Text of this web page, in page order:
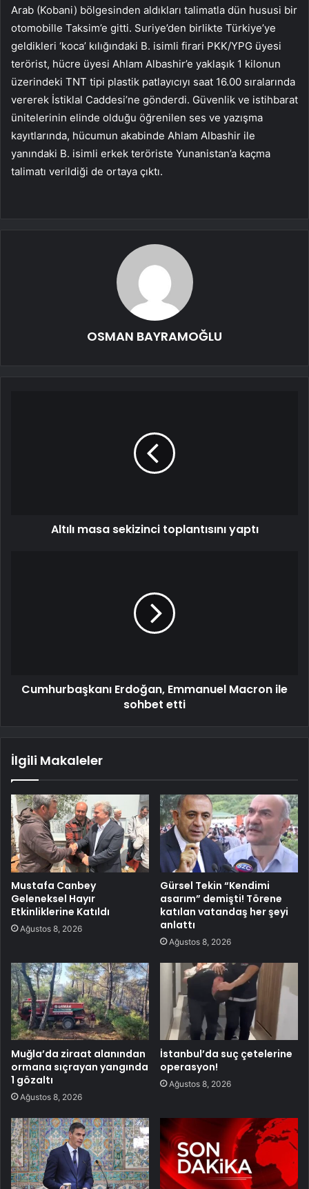
Arab (Kobani) bölgesinden aldıkları talimatla dün hususi bir
otomobille Taksim’e gitti. Suriye’den birlikte Türkiye’ye
geldikleri ‘koca’ kılığındaki B. isimli firari PKK/YPG üyesi
terörist, hücre üyesi Ahlam Albashir’e yaklaşık 1 kilonun
üzerindeki TNT tipi plastik patlayıcıyı saat 16.00 sıralarında
vererek İstiklal Caddesi’ne gönderdi. Güvenlik ve istihbarat
ünitelerinin elinde olduğu öğrenilen ses ve yazışma
kayıtlarında, hücumun akabinde Ahlam Albashir ile
yanındaki B. isimli erkek teröriste Yunanistan’a kaçma
talimatı verildiği de ortaya çıktı.
OSMAN BAYRAMOĞLU
Altılı masa sekizinci toplantısını yaptı
Cumhurbaşkanı Erdoğan, Emmanuel Macron ile
sohbet etti
İlgili Makaleler
Mustafa Canbey
Geleneksel Hayır
Etkinliklerine Katıldı
Ağustos 8, 2026
Gürsel Tekin “Kendimi
asarım” demişti! Törene
katılan vatandaş her şeyi
anlattı
Ağustos 8, 2026
Muğla’da ziraat alanından
ormana sıçrayan yangında
1 gözaltı
Ağustos 8, 2026
İstanbul’da suç çetelerine
operasyon!
Ağustos 8, 2026